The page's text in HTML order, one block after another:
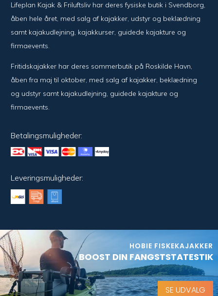
Lifeplan Kajak & Friluftsliv har deres fysiske butik i Svendborg,
åben hele året, med salg af kajakker, udstyr og beklædning
samt kajakudlejning, kajakkurser, guidede kajakture og
firmaevents.
Fritidskajakker har deres sommerbutik på Roskilde Havn,
åben fra maj til oktober, med salg af kajakker, beklædning
og udstyr samt kajakudlejning, guidede kajakture og
firmaevents.
Betalingsmuligheder:
Leveringsmuligheder:
HOBIE FISKEKAJAKKER
BOOST DIN FANGSTSTATESTIK
SE UDVALG